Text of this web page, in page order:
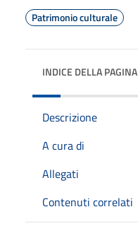
Patrimonio culturale
INDICE DELLA PAGINA
Descrizione
A cura di
Allegati
Contenuti correlati